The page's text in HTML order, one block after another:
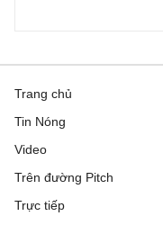
Trang chủ
Tin Nóng
Video
Trên đường Pitch
Trực tiếp